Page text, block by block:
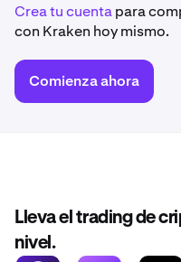
Crea tu cuentapara
con Kraken hoy mismo.
Comienza ahora
Lleva el trading de
nivel.